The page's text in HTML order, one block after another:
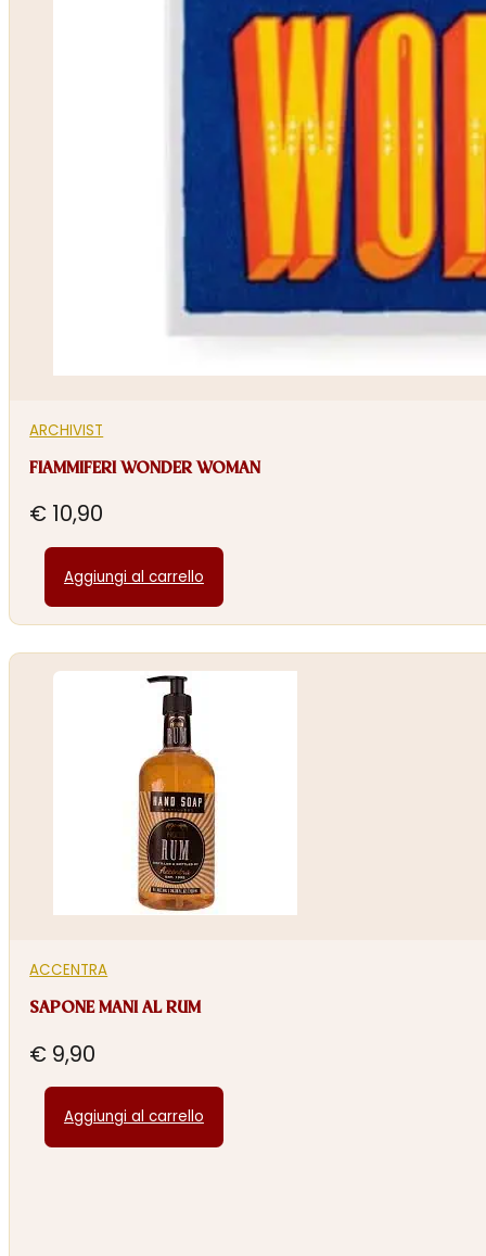
ARCHIVIST
FIAMMIFERI WONDER WOMAN
€ 10,90
Aggiungi al carrello
ACCENTRA
SAPONE MANI AL RUM
€ 9,90
Aggiungi al carrello